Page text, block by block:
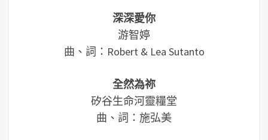
深深愛你
游智婷
曲、詞：Robert & Lea Sutanto
全然為祢
矽谷生命河靈糧堂
曲、詞：施弘美